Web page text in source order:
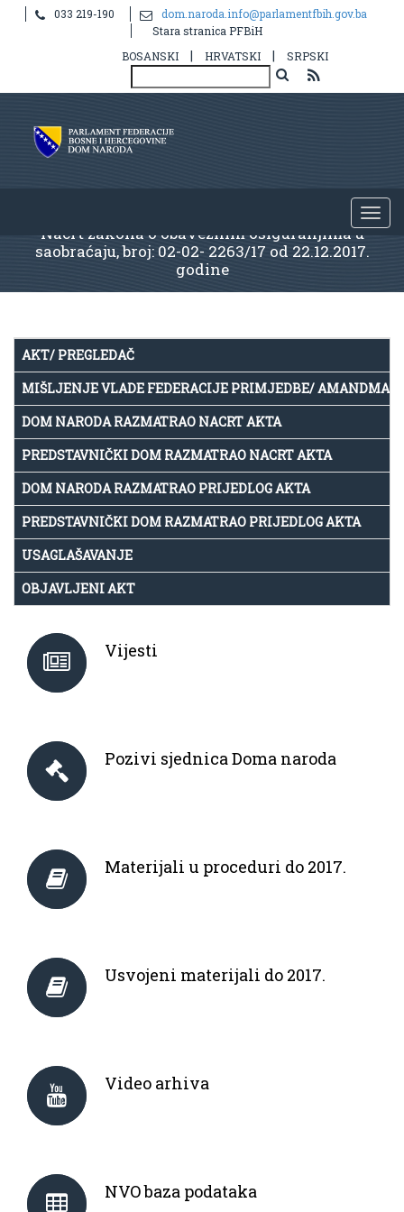
033 219-190
dom.naroda.info@parlamentfbih.gov.ba
Stara stranica PFBiH
BOSANSKI
| HRVATSKI | SRPSKI
Nacrt zakona o obaveznim osiguranjima u
saobraćaju, broj: 02-02- 2263/17 od 22.12.2017.
godine
AKT/ PREGLEDAČ
MIŠLJENJE VLADE FEDERACIJE PRIMJEDBE/
DOM NARODA RAZMATRAO NACRT AKTA
PREDSTAVNIČKI DOM RAZMATRAO NACRT AKTA
DOM NARODA RAZMATRAO PRIJEDLOG AKTA
PREDSTAVNIČKI DOM RAZMATRAO PRIJEDLOG AKTA
USAGLAŠAVANJE
OBJAVLJENI AKT
Vijesti
Pozivi sjednica Doma naroda
Materijali u proceduri do 2017.
Usvojeni materijali do 2017.
Video arhiva
NVO baza podataka